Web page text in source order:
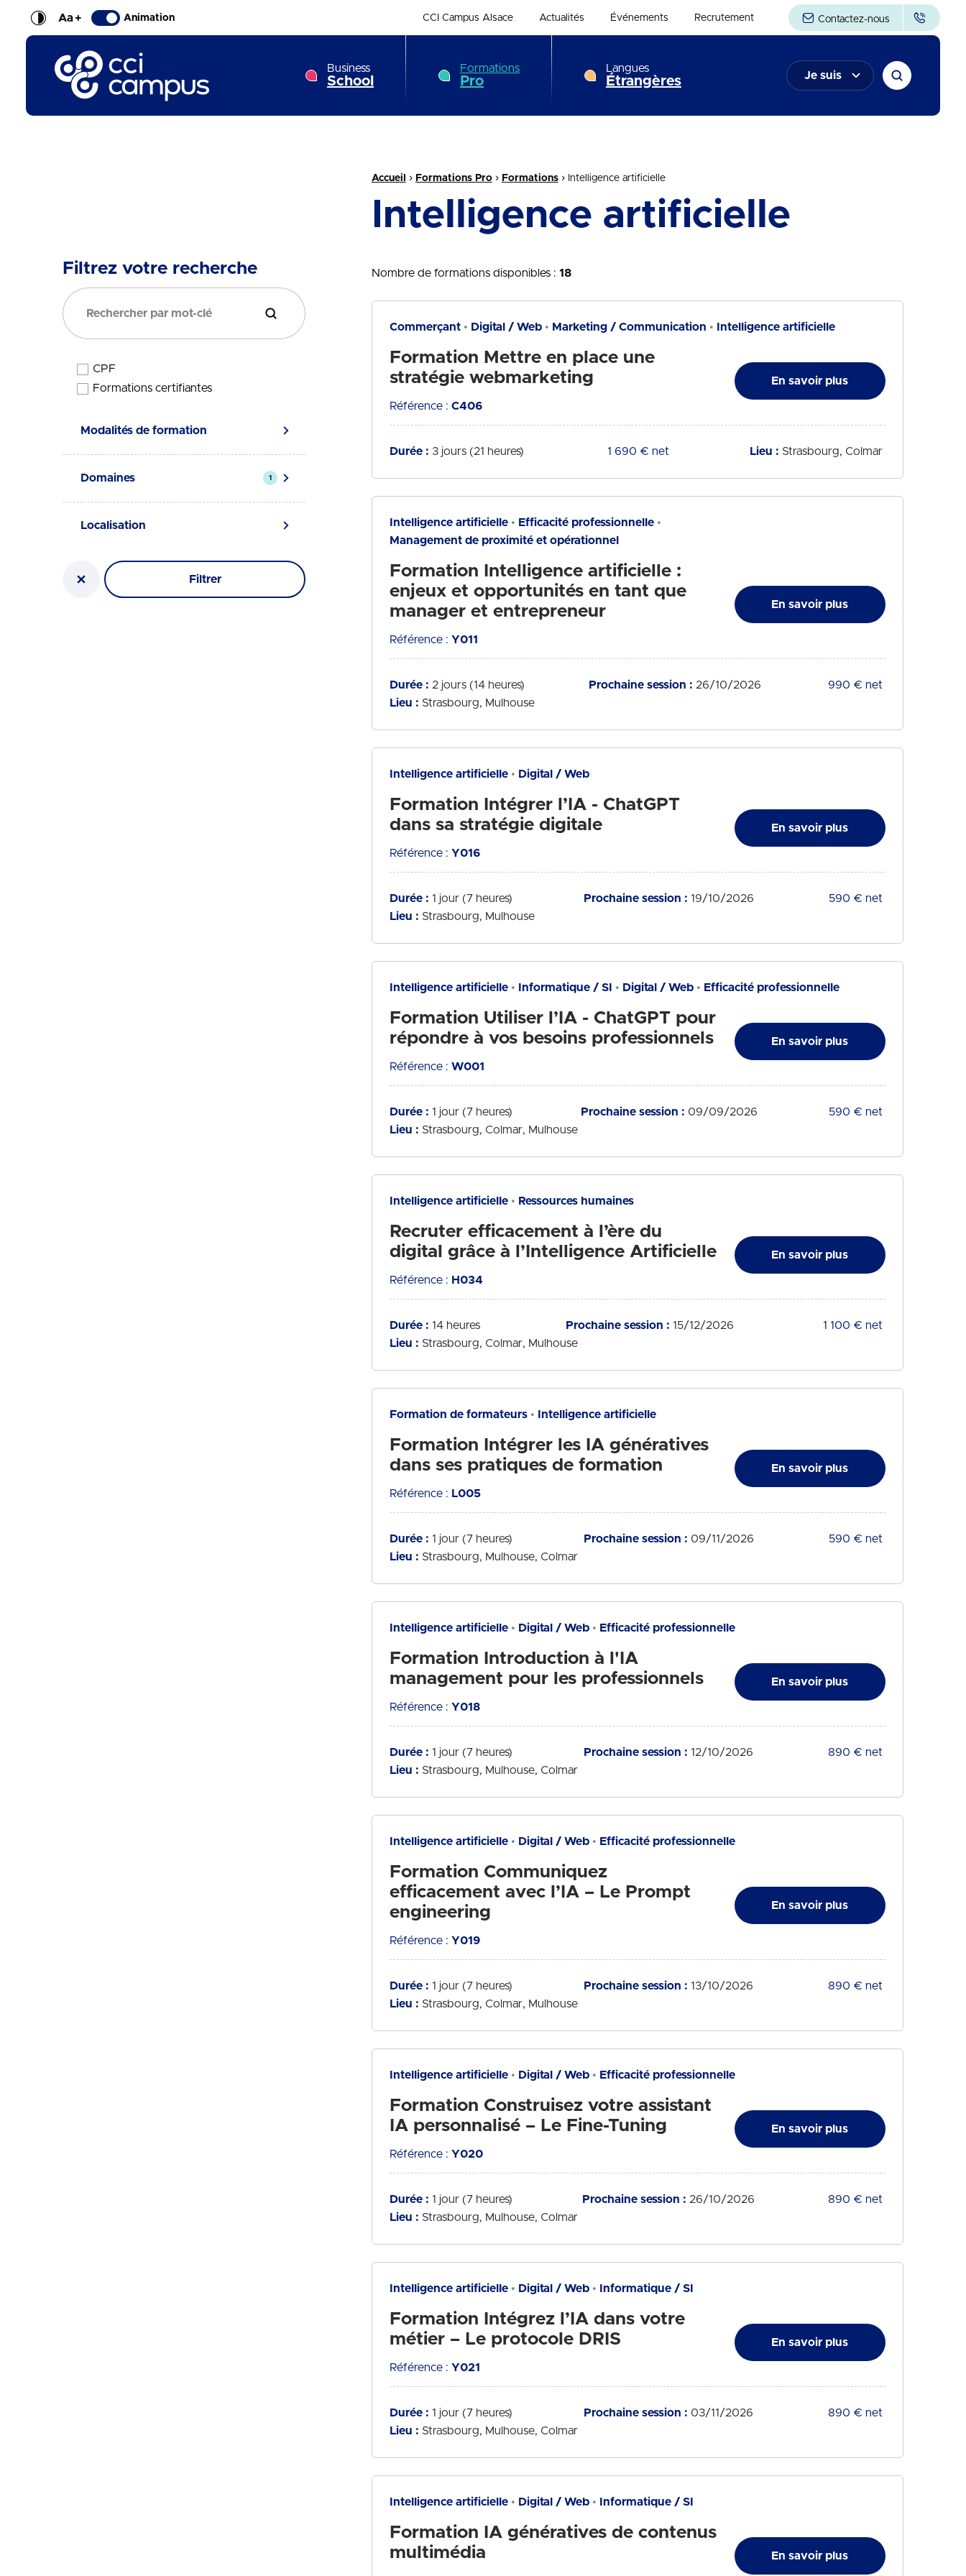
Aa+ Animation CCI Campus Alsace Actualités Événements Recrutement Contactez-nous
CCI Campus La formation qui vous ressemble
Business
School
Formations
Pro
Langues
Étrangères Je suis
Filtrez votre recherche
Filtrer la recherche
Élégibilité
CPF
Formations certifiantes
Modalités de formation
Domaines 1
Localisation
Réinitialiser la recherche
Filtrer
Fil d'Ariane :
Accueil › Formations Pro › Formations › Intelligence artificielle
Intelligence artificielle
Nombre de formations disponibles : 18
Commerçant Digital / Web Marketing / Communication Intelligence artificielle
Formation Mettre en place une
stratégie webmarketing
Référence : C406
En savoir plus
Durée : 3 jours (21 heures) Tarif :
1 690 € net Lieu : Strasbourg Colmar
Intelligence artificielle
Efficacité professionnelle
Management de proximité et opérationnel
Formation Intelligence artificielle :
enjeux et opportunités en tant que
manager et entrepreneur
Référence : Y011
En savoir plus
Durée : 2 jours (14 heures) Prochaine session : 26/10/2026 Tarif :
990 € net
Lieu : Strasbourg Mulhouse
Intelligence artificielle Digital / Web
Formation Intégrer l’IA - ChatGPT
dans sa stratégie digitale
Référence : Y016
En savoir plus
Durée : 1 jour (7 heures) Prochaine session : 19/10/2026 Tarif :
590 € net
Lieu : Strasbourg Mulhouse
Intelligence artificielle Informatique / SI Digital / Web Efficacité professionnelle
Formation Utiliser l’IA - ChatGPT pour
répondre à vos besoins professionnels
Référence : W001
En savoir plus
Durée : 1 jour (7 heures) Prochaine session : 09/09/2026 Tarif :
590 € net
Lieu : Strasbourg Colmar Mulhouse
Intelligence artificielle Ressources humaines
Recruter efficacement à l’ère du
digital grâce à l’Intelligence Artificielle
Référence : H034
En savoir plus
Durée : 14 heures Prochaine session : 15/12/2026 Tarif :
1 100 € net
Lieu : Strasbourg Colmar Mulhouse
Formation de formateurs Intelligence artificielle
Formation Intégrer les IA génératives
dans ses pratiques de formation
Référence : L005
En savoir plus
Durée : 1 jour (7 heures) Prochaine session : 09/11/2026 Tarif :
590 € net
Lieu : Strasbourg Mulhouse Colmar
Intelligence artificielle Digital / Web Efficacité professionnelle
Formation Introduction à l'IA
management pour les professionnels
Référence : Y018
En savoir plus
Durée : 1 jour (7 heures) Prochaine session : 12/10/2026 Tarif :
890 € net
Lieu : Strasbourg Mulhouse Colmar
Intelligence artificielle Digital / Web Efficacité professionnelle
Formation Communiquez
efficacement avec l’IA – Le Prompt
engineering
Référence : Y019
En savoir plus
Durée : 1 jour (7 heures) Prochaine session : 13/10/2026 Tarif :
890 € net
Lieu : Strasbourg Colmar Mulhouse
Intelligence artificielle Digital / Web Efficacité professionnelle
Formation Construisez votre assistant
IA personnalisé – Le Fine-Tuning
Référence : Y020
En savoir plus
Durée : 1 jour (7 heures) Prochaine session : 26/10/2026 Tarif :
890 € net
Lieu : Strasbourg Mulhouse Colmar
Intelligence artificielle Digital / Web Informatique / SI
Formation Intégrez l’IA dans votre
métier – Le protocole DRIS
Référence : Y021
En savoir plus
Durée : 1 jour (7 heures) Prochaine session : 03/11/2026 Tarif :
890 € net
Lieu : Strasbourg Mulhouse Colmar
Intelligence artificielle Digital / Web Informatique / SI
Formation IA génératives de contenus
multimédia
En savoir plus